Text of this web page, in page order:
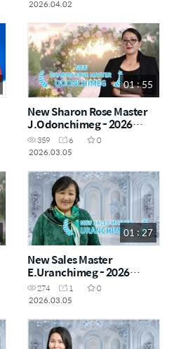
2026.04.02
01 : 55
New Sharon Rose Master
J.Odonchimeg - 2026
March
359 6
0
2026.03.05
01 : 27
New Sales Master
E.Uranchimeg - 2026
March
274 1
0
2026.03.05